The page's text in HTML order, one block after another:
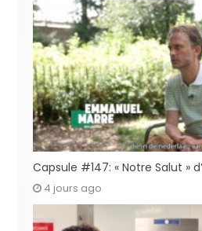
Capsule #147: « Notre Salut »
4 jours ago